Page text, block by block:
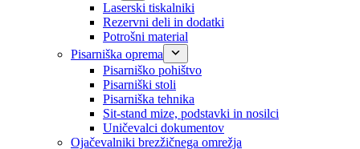
Laserski tiskalniki
Rezervni deli in dodatki
Potrošni material
Pisarniška oprema
Pisarniško pohištvo
Pisarniški stoli
Pisarniška tehnika
Sit-stand mize, podstavki in nosilci
Uničevalci dokumentov
Ojačevalniki brezžičnega omrežja